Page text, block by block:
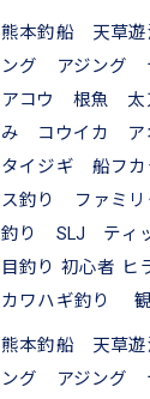
熊本釣船 天草
ング アジング
アコウ 根魚
み コウイカ ア
タイジギ 船フ
ス釣り ファミ
釣り SLJ ティ
目釣り 初心者
カワハギ釣り
熊本釣船 天草
ング アジング